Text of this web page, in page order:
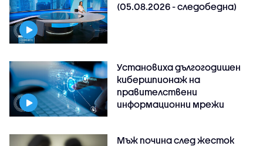
(05.08.2026 - следобедна)
Установиха дългогодишен
кибершпионаж на
правителствени
информационни мрежи
Мъж почина след жесток